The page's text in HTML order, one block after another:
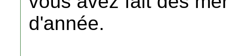
d'année.